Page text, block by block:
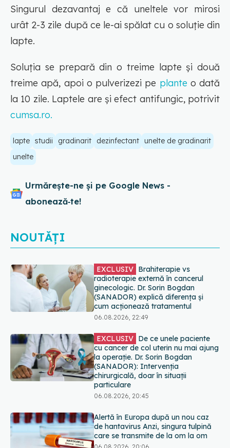
Singurul dezavantaj e că uneltele vor mirosi
urât 2-3 zile după ce le-ai spălat cu o soluție din
lapte.
Soluția se prepară din o treime lapte și două
treime apă, apoi o pulverizezi pe plante o dată
la 10 zile. Laptele are și efect antifungic, potrivit
cumsa.ro.
lapte studii gradinarit dezinfectant unelte de gradinarit
unelte
Urmărește-ne și pe Google News -
abonează‑te!
NOUTĂȚI
EXCLUSIV De ce unele paciente
cu cancer de col uterin nu mai ajung
la operație. Dr. Sorin Bogdan
(SANADOR): Intervenția
chirurgicală, doar în situații
particulare
Alertă în Europa după un nou caz
de hantavirus Anzi, singura tulpină
care se transmite de la om la om
06.08.2026, 20:06
putea primi salarii mai mari.
Sindicatele cer schimbarea legii
06.08.2026, 19:26